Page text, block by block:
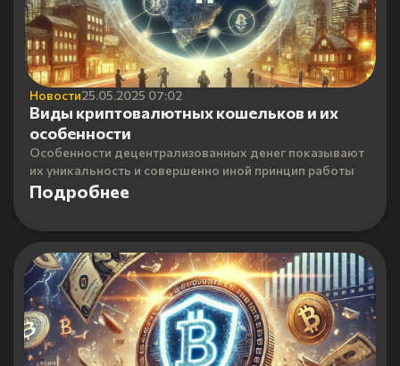
Новости25.05.2025 07:02
Виды криптовалютных кошельков и их
особенности
Особенности децентрализованных денег показывают
их уникальность и совершенно иной принцип работы
Подробнее